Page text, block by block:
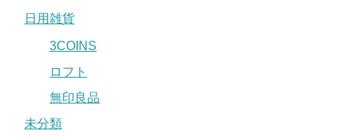
日用雑貨
3COINS
ロフト
無印良品
未分類